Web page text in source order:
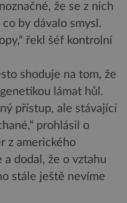
že se z nich
by dávalo smysl.
řekl šéf kontrolní
shoduje na tom, že
lámat hůl.
přístup, ale stávající
prohlásil o
z amerického
dodal, že o vztahu
stále ještě nevíme